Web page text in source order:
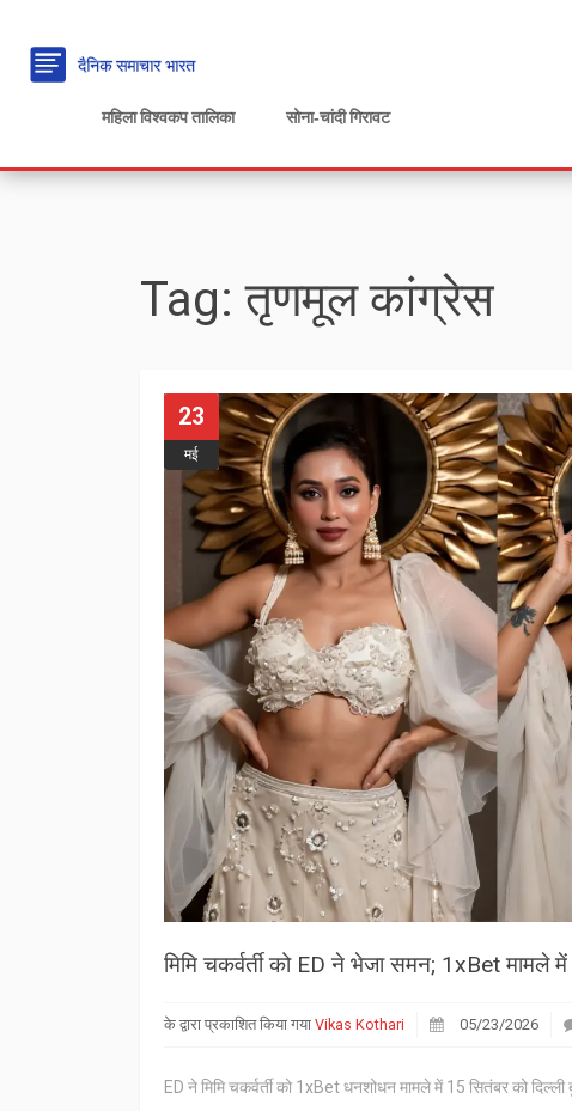
महिला विश्वकप तालिका सोना‑चांदी गिरावट
Tag: तृणमूल कांग्रेस
23
मई
मिमि चकर्वर्ती को ED ने भेजा समन; 1xBet मामले में
के द्वारा प्रकाशित किया गया Vikas Kothari 05/23/2026
ED ने मिमि चकर्वर्ती को 1xBet धनशोधन मामले में 15 सितंबर को